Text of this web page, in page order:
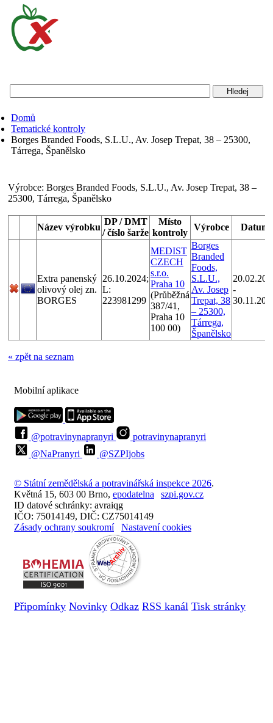
potravinářská
inspekce
Domů
Tematické kontroly
Borges Branded Foods, S.L.U., Av. Josep Trepat, 38 – 25300,
Tárrega, Španělsko
Výrobce: Borges Branded Foods, S.L.U., Av. Josep Trepat, 38 –
25300, Tárrega, Španělsko
Název výrobku
DP / DMT
/ číslo šarže
Místo
kontroly
Výrobce Datum
Extra panenský
olivový olej zn.
BORGES
26.10.2024;
L:
223981299
MEDIST
CZECH
s.r.o.
Praha 10
(Průběžná
387/41,
Praha 10
100 00)
Borges
Branded
Foods,
S.L.U.,
Av. Josep
Trepat, 38
– 25300,
Tárrega,
Španělsko
-
« zpět na seznam
Mobilní aplikace
@potravinynapranyri
potravinynapranyri
@NaPranyri
@SZPIjobs
© Státní zemědělská a potravinářská inspekce 2026.
Květná 15, 603 00 Brno, epodatelna
szpi.gov.cz
ID datové schránky: avraiqg
IČO: 75014149, DIČ: CZ75014149
Zásady ochrany soukromí
Nastavení cookies
Připomínky Novinky Odkaz RSS kanál Tisk stránky